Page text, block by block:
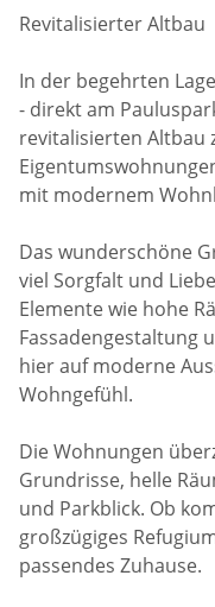
Revitalisierter Altbau
In der begehrten
- direkt am
revitalisierten Altbau
mit modernem
Das wunderschöne
viel Sorgfalt und
Elemente wie hohe
Fassadengestaltung
hier auf moderne
Wohngefühl.
Die Wohnungen
Grundrisse, helle
und Parkblick. Ob
großzügiges
passendes Zuhause.